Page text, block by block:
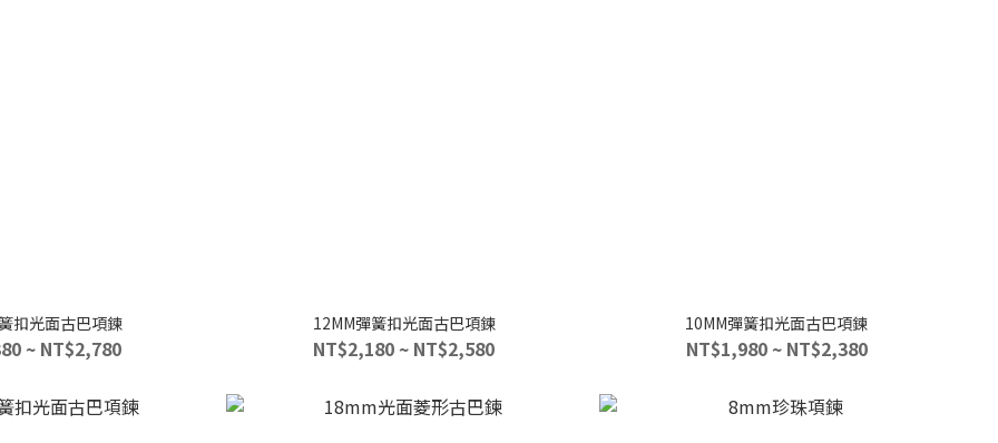
扣光面古巴項鍊
~ NT$2,780
12MM彈簧扣光面古巴項鍊
NT$2,180 ~ NT$2,580
10MM彈簧扣光面古巴項鍊
NT$1,980 ~ NT$2,380